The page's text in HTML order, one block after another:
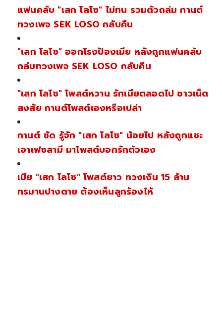
แฟนคลับ "เสก โลโซ" ไม่ทน รวมตัวถล่ม กานต์
ทวงเพจ SEK LOSO กลับคืน
"เสก โลโซ" ออกโรงป้องเมีย หลังถูกแฟนคลับ
ถล่มทวงเพจ SEK LOSO กลับคืน
"เสก โลโซ" โพสต์หวาน รักเมียตลอดไป ชาวเน็ต
สงสัย กานต์โพสต์เองหรือเปล่า
กานต์ ซัด รู้จัก "เสก โลโซ" น้อยไป หลังถูกแซะ
เอาเฟซสามี มาโพสต์บอกรักตัวเอง
เมีย "เสก โลโซ" โพสต์ยาว ทวงเงิน 15 ล้าน
ทรมานปางตาย ต้องเห็นลูกร้องไห้